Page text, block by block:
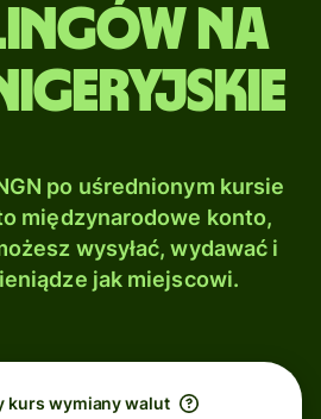
na
po uśrednionym kursie
międzynarodowe konto,
wysyłać, wydawać i
jak miejscowi.
kurs wymiany walut